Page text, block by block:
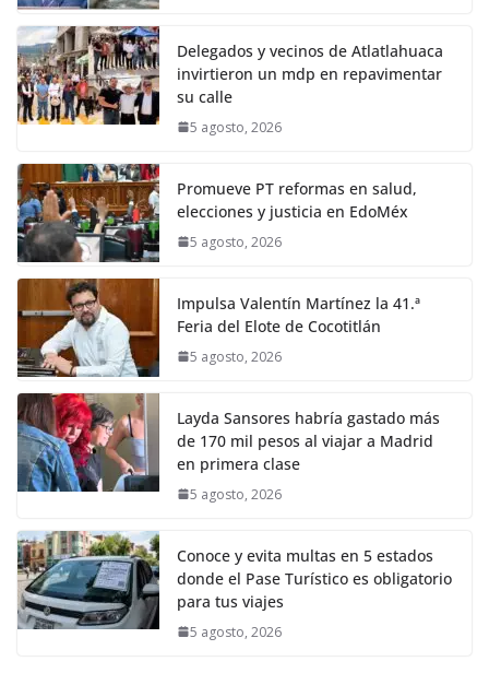
Delegados y vecinos de Atlatlahuaca
invirtieron un mdp en repavimentar
su calle
5 agosto, 2026
Promueve PT reformas en salud,
elecciones y justicia en EdoMéx
5 agosto, 2026
Impulsa Valentín Martínez la 41.ª
Feria del Elote de Cocotitlán
5 agosto, 2026
Layda Sansores habría gastado más
de 170 mil pesos al viajar a Madrid
en primera clase
5 agosto, 2026
Conoce y evita multas en 5 estados
donde el Pase Turístico es obligatorio
para tus viajes
5 agosto, 2026